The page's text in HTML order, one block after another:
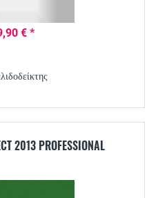
€ *
2013 PROFESSIONAL